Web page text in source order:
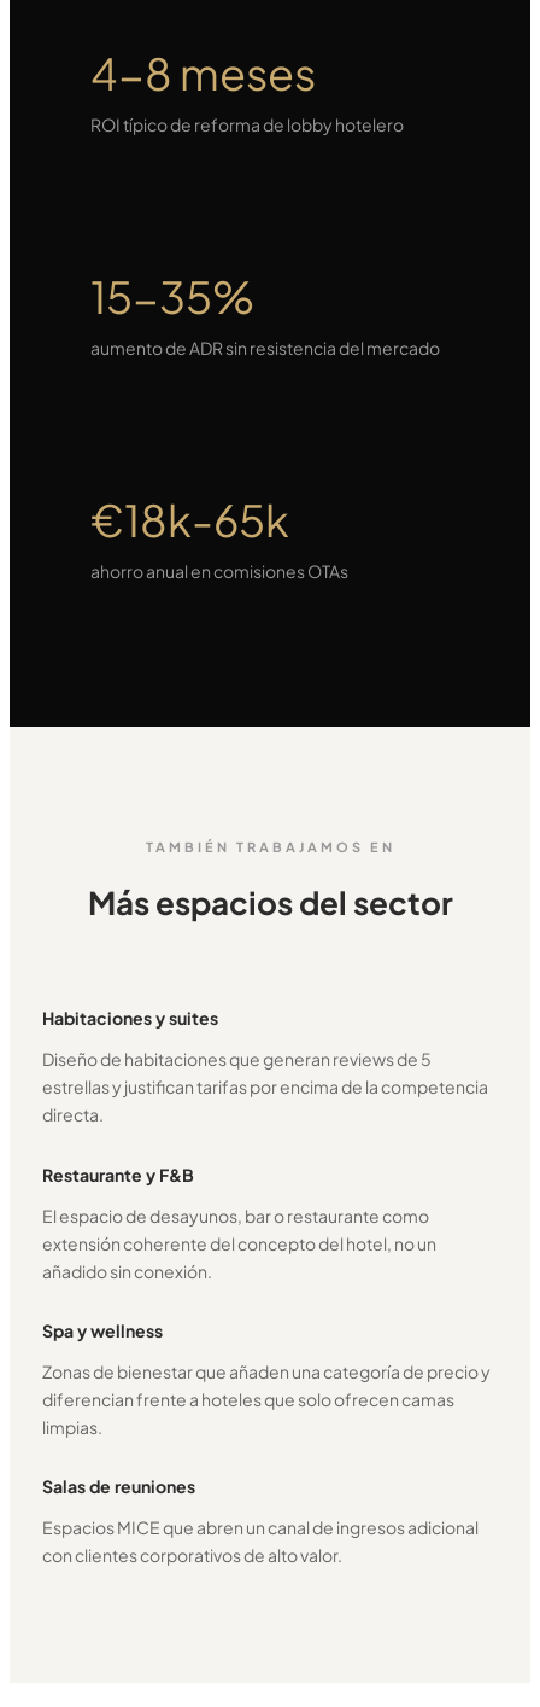
4-8 meses
ROI típico de reforma de lobby hotelero
15-35%
aumento de ADR sin resistencia del mercado
€18k-65k
ahorro anual en comisiones OTAs
TAMBIÉN TRABAJAMOS EN
Más espacios del sector
Habitaciones y suites
Diseño de habitaciones que generan reviews de 5
estrellas y justifican tarifas por encima de la competencia
directa.
Restaurante y F&B
El espacio de desayunos, bar o restaurante como
extensión coherente del concepto del hotel, no un
añadido sin conexión.
Spa y wellness
Zonas de bienestar que añaden una categoría de precio y
diferencian frente a hoteles que solo ofrecen camas
limpias.
Salas de reuniones
Espacios MICE que abren un canal de ingresos adicional
con clientes corporativos de alto valor.